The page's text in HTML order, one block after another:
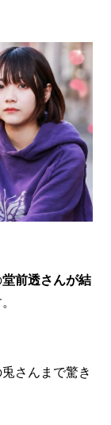
堂前透さんが結
さんまで驚き